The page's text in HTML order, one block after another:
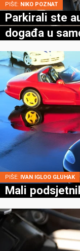
PIŠE: NIKO POZNAT
Parkirali ste
događa u
PIŠE: IVAN IGLOO GLUHAK
Mali